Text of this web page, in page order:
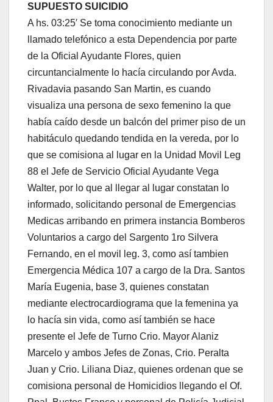
SUPUESTO SUICIDIO
A hs. 03:25′ Se toma conocimiento mediante un
llamado telefónico a esta Dependencia por parte
de la Oficial Ayudante Flores, quien
circuntancialmente lo hacía circulando por Avda.
Rivadavia pasando San Martin, es cuando
visualiza una persona de sexo femenino la que
había caído desde un balcón del primer piso de un
habitáculo quedando tendida en la vereda, por lo
que se comisiona al lugar en la Unidad Movil Leg
88 el Jefe de Servicio Oficial Ayudante Vega
Walter, por lo que al llegar al lugar constatan lo
informado, solicitando personal de Emergencias
Medicas arribando en primera instancia Bomberos
Voluntarios a cargo del Sargento 1ro Silvera
Fernando, en el movil leg. 3, como así tambien
Emergencia Médica 107 a cargo de la Dra. Santos
María Eugenia, base 3, quienes constatan
mediante electrocardiograma que la femenina ya
lo hacía sin vida, como así también se hace
presente el Jefe de Turno Crio. Mayor Alaniz
Marcelo y ambos Jefes de Zonas, Crio. Peralta
Juan y Crio. Liliana Diaz, quienes ordenan que se
comisiona personal de Homicidios llegando el Of.